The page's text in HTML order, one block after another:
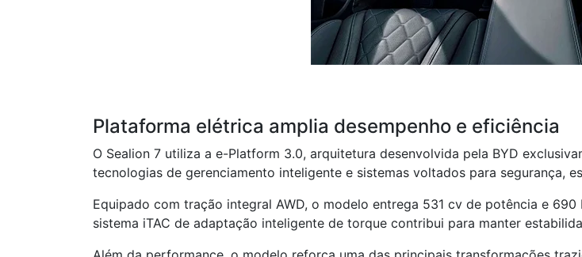
Plataforma elétrica amplia desempenho e eficiência
O Sealion 7 utiliza a e-Platform 3.0, arquitetura desenvolvida pela BYD
tecnologias de gerenciamento inteligente e sistemas voltados para segurança,
Equipado com tração integral AWD, o modelo entrega 531 cv de potência e
sistema iTAC de adaptação inteligente de torque contribui para manter